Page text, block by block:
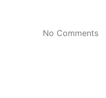
No Comments